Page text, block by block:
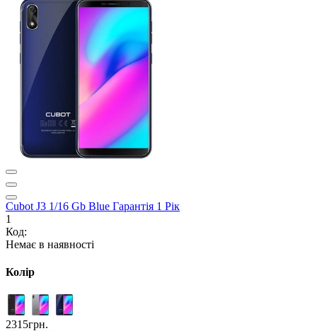
Cubot J3 1/16 Gb Blue Гарантія 1 Рік
1
Код:
Немає в наявності
Колір
2315грн.